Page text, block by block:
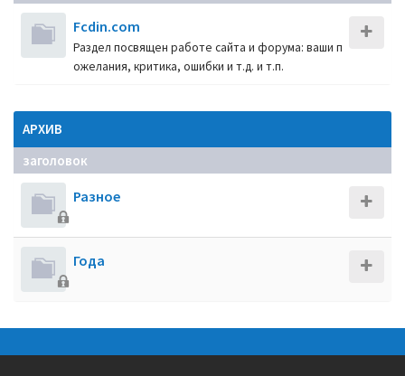
Fcdin.com
Раздел посвящен работе сайта и форума: ваши п
ожелания, критика, ошибки и т.д. и т.п.
АРХИВ
заголовок
Разное
Года